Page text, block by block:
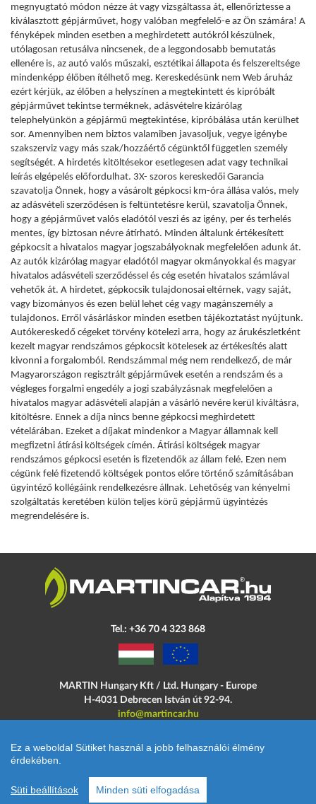
megnyugtató módon nézze át vagy vizsgáltassa át, ellenőriztesse a
kiválasztott gépjárművet, hogy valóban megfelelő-e az Ön számára! A
fényképek minden esetben a meghirdetett autókról készülnek,
utólagosan retusálva nincsenek, de a leggondosabb bemutatás
ellenére is, az autó valós műszaki, esztétikai állapota és felszereltsége
mindenképp élőben ítélhető meg. Kereskedésünk nem Web áruház
ezért kérjük, az élőben a helyszínen a megtekintett és kipróbált
gépjárművet tekintse terméknek, adásvételre kizárólag
telephelyünkön a gépjármű megtekintése, kipróbálása után kerülhet
sor. Amennyiben nem biztos valamiben javasoljuk, vegye igénybe
szakszerviz vagy más szak/hozzáértő cégünktől független személy
segítségét. A hirdetés kitöltésekor esetlegesen adat vagy technikai
leírás elgépelés előfordulhat. 3X- szoros kereskedői Garancia
szavatolja Önnek, hogy a vásárolt gépkocsi km-óra állása valós, mely
az adásvételi szerződésen is feltüntetésre kerül, szavatolja Önnek,
hogy a gépjárművet valós eladótól veszi és az igény, per és terhelés
mentes, így biztosan névre átírható. Minden általunk értékesített
gépkocsit a hivatalos magyar jogszabályoknak megfelelően adunk át.
Az autók kizárólag magyar eladótól magyar okmányokkal és magyar
hivatalos adásvételi szerződéssel és cég esetén hivatalos számlával
vehetők át. A hirdetet, gépkocsik tulajdonosai eltérnek, vagy saját,
vagy bizományos és ezen belül lehet cég vagy magánszemély a
tulajdonos. Erről vásárláskor minden esetben tájékoztatást nyújtunk.
Autókereskedő cégeket törvény kötelezi arra, hogy az árukészletként
kezelt magyar rendszámos gépkocsit kötelesek az értékesítés alatt
kivonni a forgalomból. Rendszámmal még nem rendelkező, de már
Magyarországon regisztrált gépjárművek esetén a rendszám és a
végleges forgalmi engedély a jogi szabályzásnak megfelelően a
hivatalos magyar adásvételi alapján a vásárló nevére kerül kiváltásra,
kitöltésre. Ennek a díja nincs benne gépkocsi meghirdetett
vételárában. Ezeket a díjakat mindenkor a Magyar államnak kell
megfizetni átírási költségek címén. Átírási költségek magyar
rendszámos gépkocsi esetén is fizetendők az állam felé. Ezen nem
cégünk felé fizetendő költségek pontos előre történő számításában
ügyintéző kollégáink rendelkezésre állnak. Lehetőség van kényelmi
szolgáltatás keretében külön teljes körű gépjármű ügyintézés
megrendelésére is.
Tel.: +36 70 4 323 868
MARTIN Hungary Kft / Ltd. Hungary - Europe
H-4031 Debrecen István út 92-94.
info@martincar.hu
MARTINCARAll rights reserved. / Minden jog fenntartva!
Ez a weboldal Sütiket használ a jobb felhasználói élmény
érdekében.
Süti beállítások Minden süti elfogadása